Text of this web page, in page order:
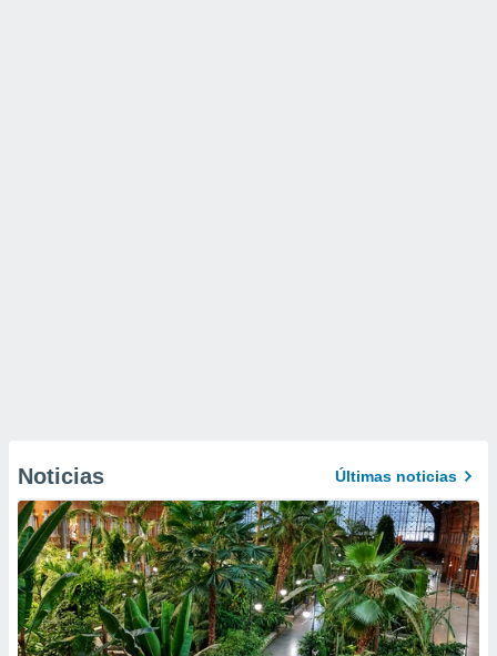
Noticias Últimas noticias